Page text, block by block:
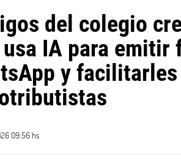
del colegio
IA para emitir
y
09:56 hs